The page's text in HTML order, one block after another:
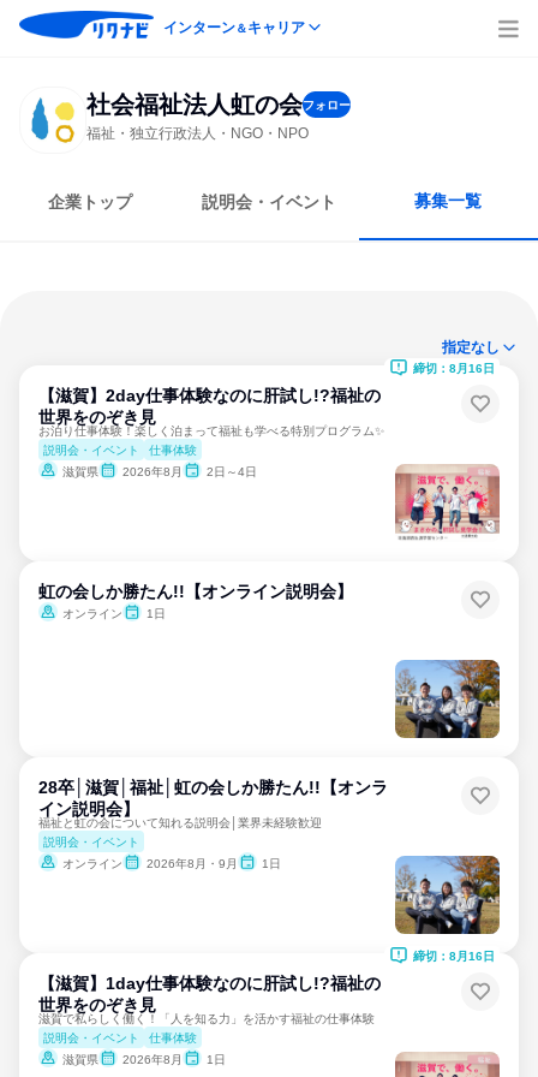
インターン＆キャリア
社会福祉法人虹の会フォロー
福祉・独立行政法人・NGO・NPO
企業トップ 説明会・イベント 募集一覧
指定なし
【滋賀】2day仕事体験なのに肝試し!?福祉の
世界をのぞき見
お泊り仕事体験！楽しく泊まって福祉も学べる特別プログラム✨
説明会・イベント
仕事体験
滋賀県
2026年8月 2日～4日
締切：8月16日
虹の会しか勝たん!!【オンライン説明会】
オンライン 1日
28卒│滋賀│福祉│虹の会しか勝たん!!【オンラ
イン説明会】
福祉と虹の会について知れる説明会│業界未経験歓迎
説明会・イベント
オンライン
2026年8月・9月 1日
【滋賀】1day仕事体験なのに肝試し!?福祉の
世界をのぞき見
滋賀で私らしく働く！「人を知る力」を活かす福祉の仕事体験
説明会・イベント
仕事体験
滋賀県
2026年8月 1日
締切：8月16日